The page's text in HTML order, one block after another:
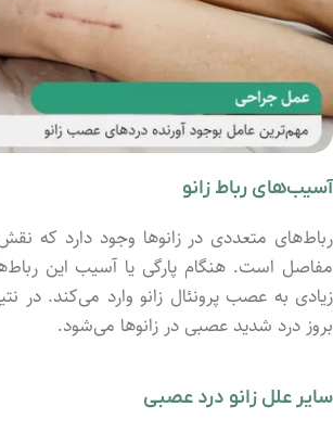
آسیب‌های رباط زانو
رباط‌های متعددی در زانوها وجود دارد که
مفاصل است. هنگام پارگی یا آسیب این
زیادی به عصب پرونئال زانو وارد می‌کند. در
بروز درد شدید عصبی در زانوها می‌شود.
سایر علل زانو درد عصبی